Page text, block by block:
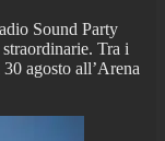
Sound Party
Tra i
agosto all’Arena